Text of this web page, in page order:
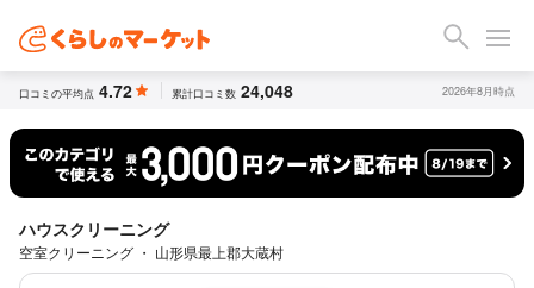
口コミの平均点 4.72 累計口コミ数 24,048 2026年8月時点
ハウスクリーニング
空室クリーニング ・ 山形県最上郡大蔵村